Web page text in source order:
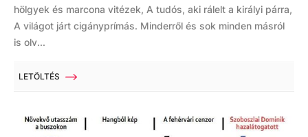
hölgyek és marcona vitézek, A tudós, aki rálelt a királyi párra,
A világot járt cigányprímás. Minderről és sok minden másról
is olv...
LETÖLTÉS